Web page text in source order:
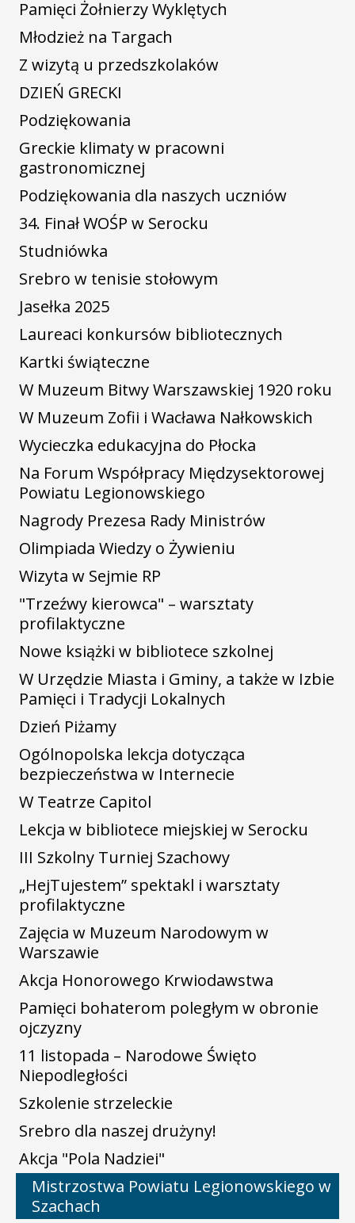
Pamięci Żołnierzy Wyklętych
Młodzież na Targach
Z wizytą u przedszkolaków
DZIEŃ GRECKI
Podziękowania
Greckie klimaty w pracowni
gastronomicznej
Podziękowania dla naszych uczniów
34. Finał WOŚP w Serocku
Studniówka
Srebro w tenisie stołowym
Jasełka 2025
Laureaci konkursów bibliotecznych
Kartki świąteczne
W Muzeum Bitwy Warszawskiej 1920 roku
W Muzeum Zofii i Wacława Nałkowskich
Wycieczka edukacyjna do Płocka
Na Forum Współpracy Międzysektorowej
Powiatu Legionowskiego
Nagrody Prezesa Rady Ministrów
Olimpiada Wiedzy o Żywieniu
Wizyta w Sejmie RP
"Trzeźwy kierowca" – warsztaty
profilaktyczne
Nowe książki w bibliotece szkolnej
W Urzędzie Miasta i Gminy, a także w Izbie
Pamięci i Tradycji Lokalnych
Dzień Piżamy
Ogólnopolska lekcja dotycząca
bezpieczeństwa w Internecie
W Teatrze Capitol
Lekcja w bibliotece miejskiej w Serocku
III Szkolny Turniej Szachowy
„HejTujestem” spektakl i warsztaty
profilaktyczne
Zajęcia w Muzeum Narodowym w
Warszawie
Akcja Honorowego Krwiodawstwa
Pamięci bohaterom poległym w obronie
ojczyzny
11 listopada – Narodowe Święto
Niepodległości
Szkolenie strzeleckie
Srebro dla naszej drużyny!
Akcja "Pola Nadziei"
Mistrzostwa Powiatu Legionowskiego w
Szachach